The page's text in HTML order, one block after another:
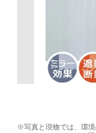
※写真と現物では、環